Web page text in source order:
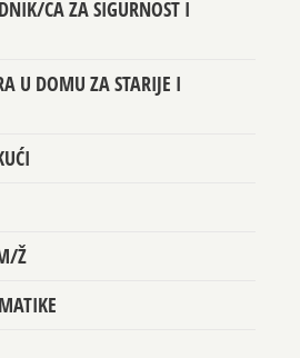
CA ZA SIGURNOST I
U DOMU ZA STARIJE I
Ž